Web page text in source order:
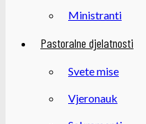
Ministranti
Pastoralne djelatnosti
Svete mise
Vjeronauk